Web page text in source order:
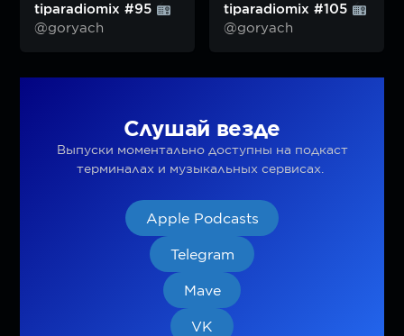
tiparadiomix #95
@goryach
tiparadiomix #105
@goryach
Слушай везде
Выпуски моментально доступны на подкаст
терминалах и музыкальных сервисах.
Apple Podcasts
Telegram
Mave
VK